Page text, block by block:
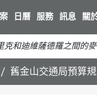
日曆 服務 訊息 關
克和迪維薩德羅之間的
舊金山交通局預算